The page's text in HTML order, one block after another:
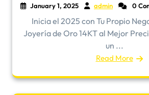
January 1, 2025 admin 0
Inicia el 2025 con Tu Propio
Joyería de Oro 14KT al Mejor
un ...
Read More